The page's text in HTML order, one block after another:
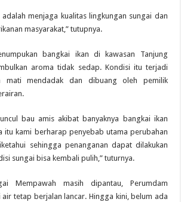
menjaga kualitas lingkungan sungai dan
masyarakat,” tutupnya.
bangkai ikan di kawasan Tanjung
aroma tidak sedap. Kondisi itu terjadi
mati mendadak dan dibuang oleh pemilik
bau amis akibat banyaknya bangkai ikan
itu kami berharap penyebab utama perubahan
sehingga penanganan dapat dilakukan
sungai bisa kembali pulih,” tuturnya.
Mempawah masih dipantau, Perumdam
tetap berjalan lancar. Hingga kini, belum ada